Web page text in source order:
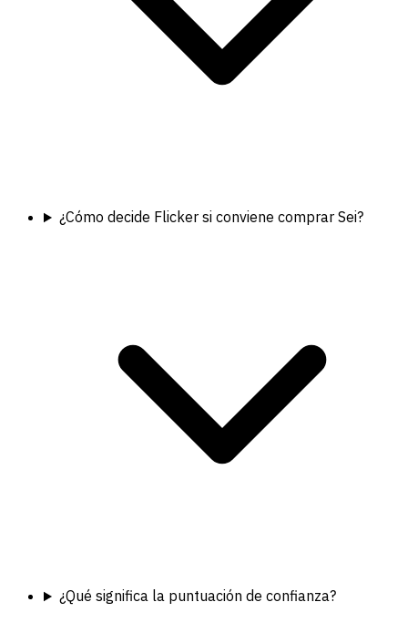
¿Cómo decide Flicker si conviene comprar Sei?
¿Qué significa la puntuación de confianza?